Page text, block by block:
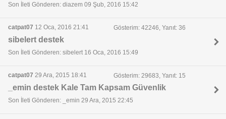
Son İleti Gönderen: diazem 09 Şub, 2016 15:42
catpat07 12 Oca, 2016 21:41 Gösterim: 42246, Yanıt: 36
sibelert destek
Son İleti Gönderen: sibelert 16 Oca, 2016 15:49
catpat07 29 Ara, 2015 18:41 Gösterim: 29683, Yanıt: 15
_emin destek Kale Tam Kapsam Güvenlik
Son İleti Gönderen: _emin 29 Ara, 2015 22:45